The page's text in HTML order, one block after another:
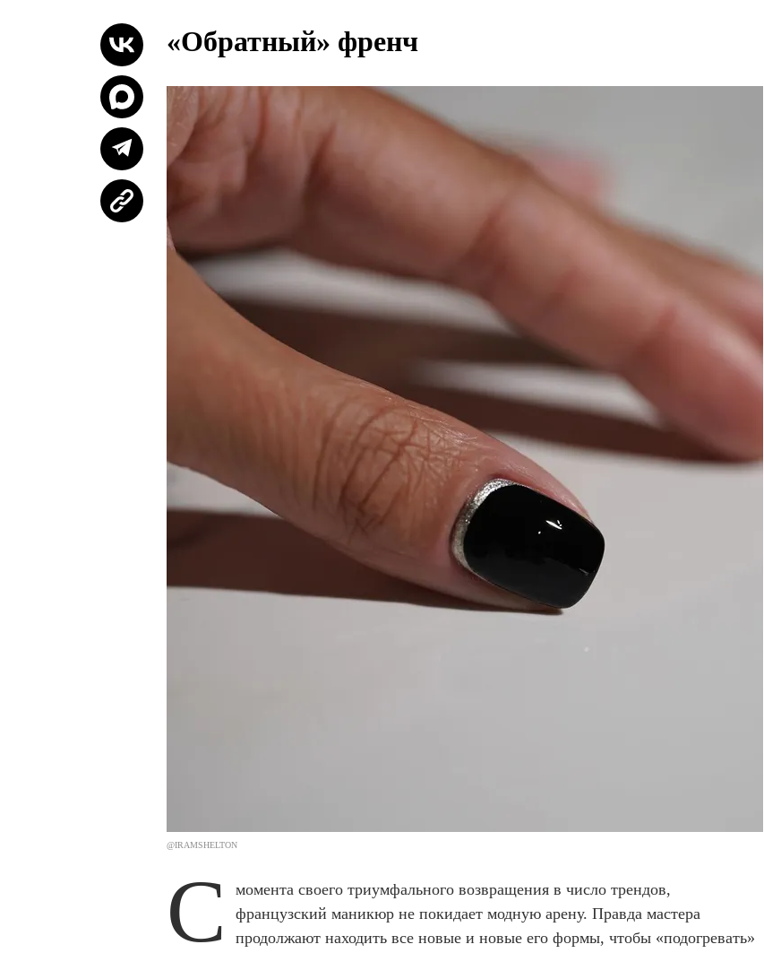
«Обратный» френч
@IRAMSHELTON
С
момента своего триумфального возвращения в число трендов,
французский маникюр не покидает модную арену. Правда мастера
продолжают находить все новые и новые его формы, чтобы «подогревать»